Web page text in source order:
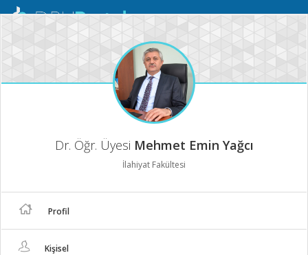
Mobil
Dr. Öğr. Üyesi Mehmet Emin Yağcı
İlahiyat Fakültesi
Profil
Kişisel